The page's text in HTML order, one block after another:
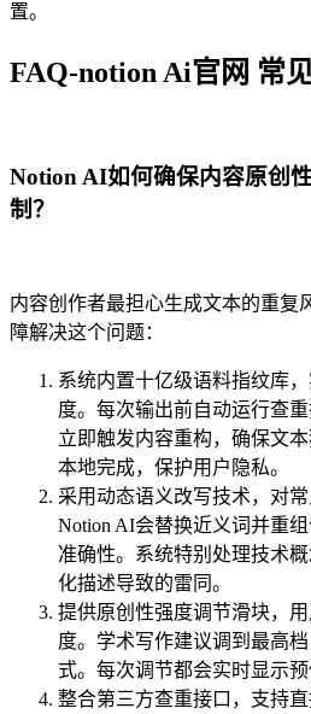
置。
FAQ-notion Ai官网 常
Notion AI如何确保内容原创
制？
内容创作者最担心生成文本的重复
障解决这个问题：
系统内置十亿级语料指纹库
度。每次输出前自动运行查
立即触发内容重构，确保文
本地完成，保护用户隐私。
采用动态语义改写技术，对
Notion AI会替换近义词并重
准确性。系统特别处理技术
化描述导致的雷同。
提供原创性强度调节滑块，
度。学术写作建议调到最高
式。每次调节都会实时显示预
整合第三方查重接口，支持直